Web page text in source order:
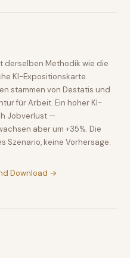
derselben Methodik wie die
KI-Expositionskarte.
stammen von Destatis und
für Arbeit. Ein hoher KI-
Jobverlust —
aber um +35%. Die
Szenario, keine Vorhersage.
Download →